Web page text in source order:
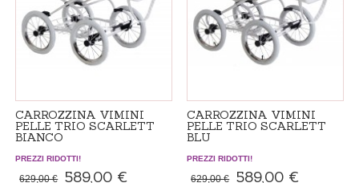
CARROZZINA VIMINI
PELLE TRIO SCARLETT
BIANCO
PREZZI RIDOTTI!
629,00 € 589,00 €
CARROZZINA VIMINI
PELLE TRIO SCARLETT
BLU
PREZZI RIDOTTI!
629,00 € 589,00 €